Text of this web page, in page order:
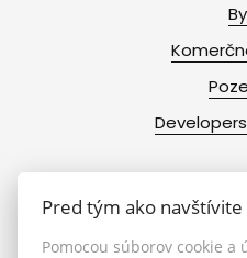
Pred tým ako
Pomocou súborov cookie a